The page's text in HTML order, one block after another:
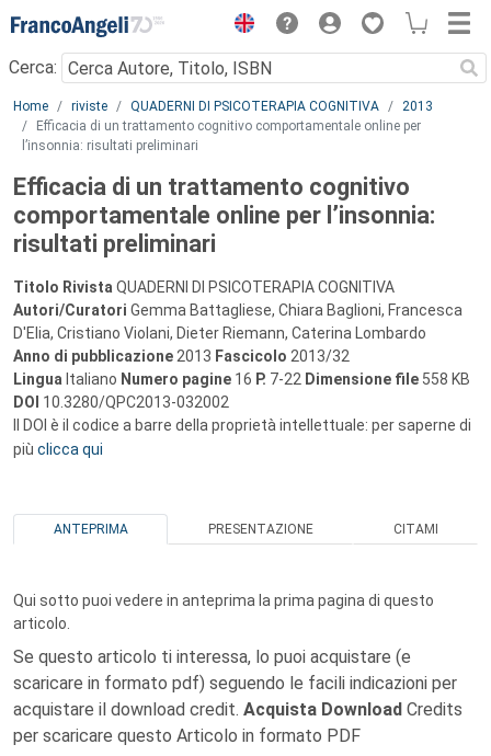
Menu
Cerca:
Main content
Home riviste QUADERNI DI PSICOTERAPIA COGNITIVA
2013
Efficacia di un trattamento cognitivo comportamentale online per
l’insonnia: risultati preliminari
Efficacia di un trattamento cognitivo
comportamentale online per l’insonnia:
risultati preliminari
Titolo Rivista QUADERNI DI PSICOTERAPIA COGNITIVA
Autori/Curatori Gemma Battagliese, Chiara Baglioni, Francesca
D'Elia, Cristiano Violani, Dieter Riemann, Caterina Lombardo
Anno di pubblicazione 2013 Fascicolo 2013/32
Lingua Italiano Numero pagine 16 P. 7-22 Dimensione file 558 KB
DOI 10.3280/QPC2013-032002
Il DOI è il codice a barre della proprietà intellettuale: per saperne di
più clicca qui
ANTEPRIMA PRESENTAZIONE CITAMI
Qui sotto puoi vedere in anteprima la prima pagina di questo
articolo.
Se questo articolo ti interessa, lo puoi acquistare (e
scaricare in formato pdf) seguendo le facili indicazioni per
acquistare il download credit. Acquista Download Credits
per scaricare questo Articolo in formato PDF